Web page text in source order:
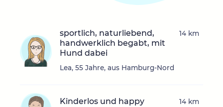
sportlich, naturliebend,
handwerklich begabt, mit
Hund dabei
Lea, 55 Jahre, aus Hamburg-Nord
14 km
Kinderlos und happy 14 km